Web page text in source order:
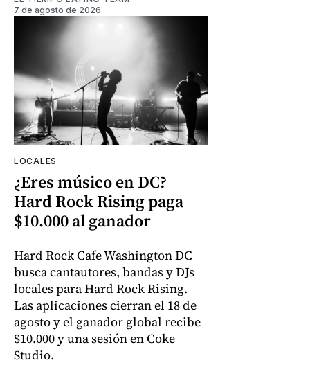
7 de agosto de 2026
LOCALES
¿Eres músico en DC?
Hard Rock Rising paga
$10.000 al ganador
Hard Rock Cafe Washington DC
busca cantautores, bandas y DJs
locales para Hard Rock Rising.
Las aplicaciones cierran el 18 de
agosto y el ganador global recibe
$10.000 y una sesión en Coke
Studio.